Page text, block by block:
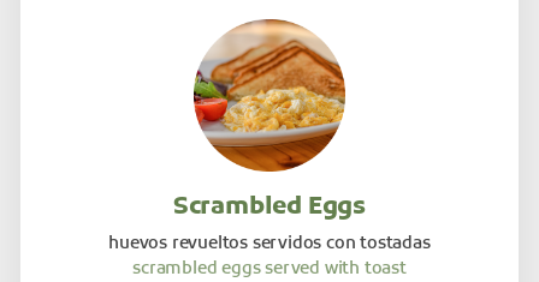
Scrambled Eggs
huevos revueltos servidos con tostadas
scrambled eggs served with toast